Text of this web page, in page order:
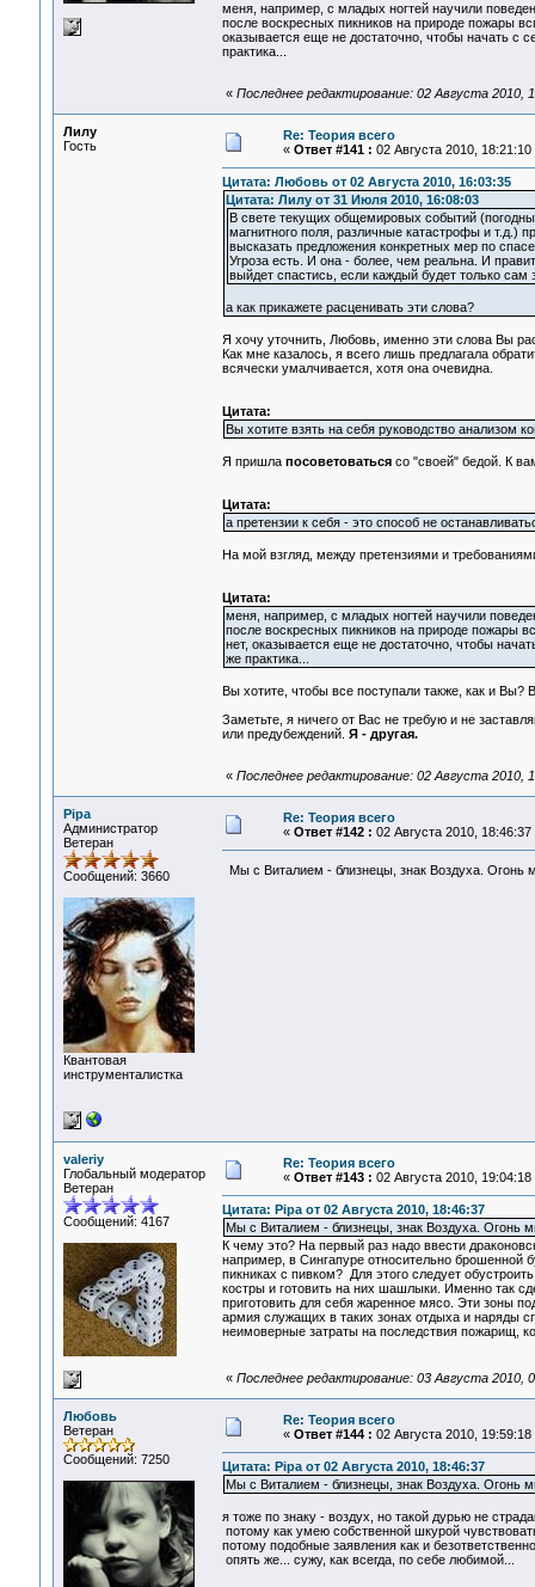
меня, например, с младых ногтей научили
после воскресных пикников на природе пожары
оказывается еще не достаточно, чтобы начать с
практика...
« Последнее редактирование: 02 Августа 2010,
Лилу
Гость
Re: Теория всего
« Ответ #141 : 02 Августа 2010, 18:21:10
Цитата: Любовь от 02 Августа 2010, 16:03:35
Цитата: Лилу от 31 Июля 2010, 16:08:03
В свете текущих общемировых событий
магнитного поля, различные катастрофы и
высказать предложения конкретных мер по
Угроза есть. И она - более, чем реальна. И
выйдет спастись, если каждый будет только сам
а как прикажете расценивать эти слова?
Я хочу уточнить, Любовь, именно эти слова Вы
Как мне казалось, я всего лишь предлагала
всячески умалчивается, хотя она очевидна.
Цитата:
Вы хотите взять на себя руководство анализом
Я пришла посоветоватьсясо "своей" бедой. К
Цитата:
а претензии к себя - это способ не
На мой взгляд, между претензиями и
Цитата:
меня, например, с младых ногтей научили
после воскресных пикников на природе пожары
нет, оказывается еще не достаточно, чтобы
же практика...
Вы хотите, чтобы все поступали также, как и
Заметьте, я ничего от Вас не требую и не
или предубеждений. Я - другая.
« Последнее редактирование: 02 Августа 2010,
Pipa
Администратор
Ветеран
Сообщений: 3660
Квантовая
инструменталистка
Re: Теория всего
« Ответ #142 : 02 Августа 2010, 18:46:37
Мы с Виталием - близнецы, знак Воздуха. Огонь
valeriy
Глобальный модератор
Ветеран
Сообщений: 4167
Re: Теория всего
« Ответ #143 : 02 Августа 2010, 19:04:18
Цитата: Pipa от 02 Августа 2010, 18:46:37
Мы с Виталием - близнецы, знак Воздуха. Огонь
К чему это? На первый раз надо ввести
например, в Сингапуре относительно
пикниках с пивком? Для этого следует
костры и готовить на них шашлыки. Именно так
приготовить для себя жаренное мясо. Эти зоны
армия служащих в таких зонах отдыха и наряды
неимоверные затраты на последствия пожарищ,
« Последнее редактирование: 03 Августа 2010,
Любовь
Ветеран
Сообщений: 7250
Re: Теория всего
« Ответ #144 : 02 Августа 2010, 19:59:18
Цитата: Pipa от 02 Августа 2010, 18:46:37
Мы с Виталием - близнецы, знак Воздуха. Огонь
я тоже по знаку - воздух, но такой дурью не
потому как умею собственной шкурой
потому подобные заявления как и
опять же... сужу, как всегда, по себе любимой...